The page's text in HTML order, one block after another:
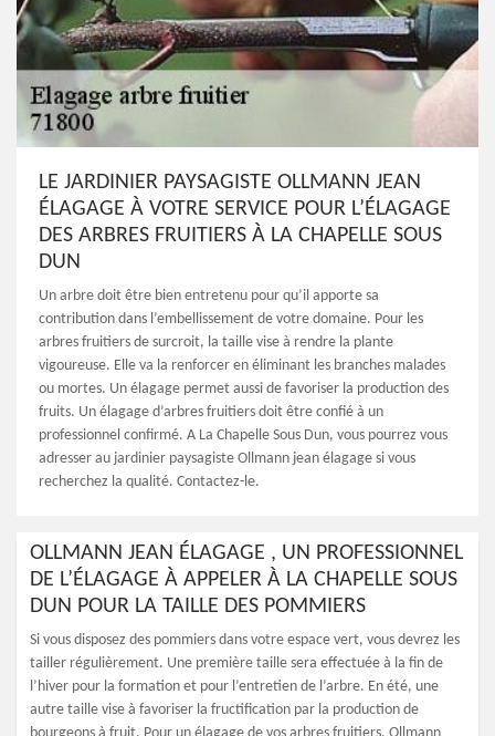
LE JARDINIER PAYSAGISTE OLLMANN JEAN
ÉLAGAGE À VOTRE SERVICE POUR L’ÉLAGAGE
DES ARBRES FRUITIERS À LA CHAPELLE SOUS
DUN
Un arbre doit être bien entretenu pour qu’il apporte sa
contribution dans l’embellissement de votre domaine. Pour les
arbres fruitiers de surcroit, la taille vise à rendre la plante
vigoureuse. Elle va la renforcer en éliminant les branches malades
ou mortes. Un élagage permet aussi de favoriser la production des
fruits. Un élagage d’arbres fruitiers doit être confié à un
professionnel confirmé. A La Chapelle Sous Dun, vous pourrez vous
adresser au jardinier paysagiste Ollmann jean élagage si vous
recherchez la qualité. Contactez-le.
OLLMANN JEAN ÉLAGAGE , UN PROFESSIONNEL
DE L’ÉLAGAGE À APPELER À LA CHAPELLE SOUS
DUN POUR LA TAILLE DES POMMIERS
Si vous disposez des pommiers dans votre espace vert, vous devrez les
tailler régulièrement. Une première taille sera effectuée à la fin de
l’hiver pour la formation et pour l’entretien de l’arbre. En été, une
autre taille vise à favoriser la fructification par la production de